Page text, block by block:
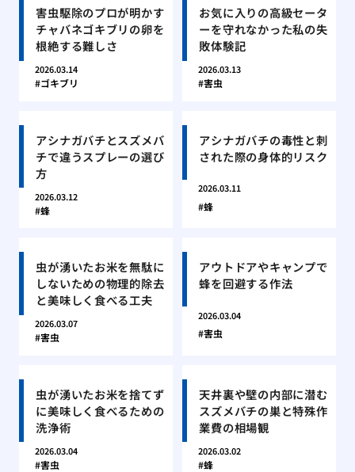
害虫駆除のプロが明かす
チャバネゴキブリの卵を
根絶する難しさ
2026.03.14
ゴキブリ
お気に入りの高級セータ
ーを守れなかった私の失
敗体験記
2026.03.13
害虫
アシナガバチとスズメバ
チで違うスプレーの選び
方
2026.03.12
蜂
アシナガバチの毒性と刺
された際の身体的リスク
2026.03.11
蜂
虫が湧いたお米を無駄に
しないための物理的除去
と美味しく食べる工夫
2026.03.07
害虫
アウトドアやキャンプで
蜂を回避する作法
2026.03.04
害虫
虫が湧いたお米を捨てず
に美味しく食べるための
洗浄術
2026.03.04
害虫
天井裏や壁の内部に潜む
スズメバチの巣と特殊作
業費の相場観
2026.03.02
蜂